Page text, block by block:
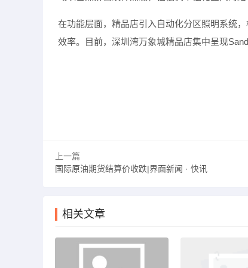
在功能层面，精品店引入自动化分区照明系统
效率。目前，深圳湾万象城精品店集中呈现
上一篇
国际原油期货结算价收跌|界面新闻 · 快讯
相关文章